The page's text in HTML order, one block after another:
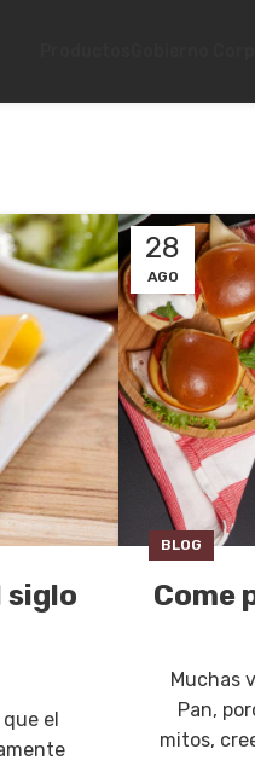
siglo
el
28
AGO
BLOG
Come
Muchas
Pan,
mitos,